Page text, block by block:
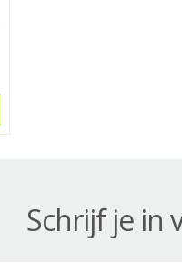
Schrijf je in